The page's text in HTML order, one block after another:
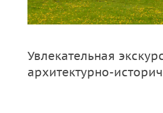
Увлекательная
архитектурно-